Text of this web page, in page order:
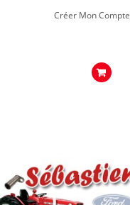
Créer Mon Compte